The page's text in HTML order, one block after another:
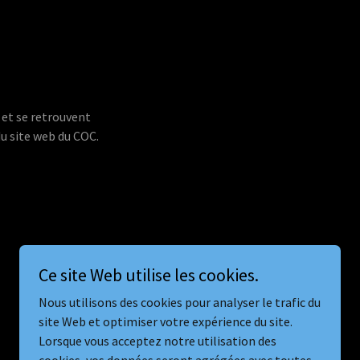
et se retrouvent
web du COC.
Ce site Web utilise les cookies.
Nous utilisons des cookies pour analyser le trafic du
site Web et optimiser votre expérience du site.
Lorsque vous acceptez notre utilisation des